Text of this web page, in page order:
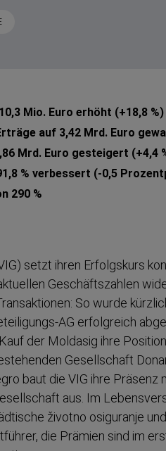
Mio. Euro erhöht (+18,8 %)
auf 3,42 Mrd. Euro
Mrd. Euro gesteigert (+4,4
% verbessert (-0,5
290 %
setzt ihren Erfolgskurs
Geschäfts­zahlen
So wurde
​AG erfolgreich
der Moldasig ihre
Gesell­schaft
baut die VIG ihre Präsenz
aus. Im
životno osiguranje
die Prämien sind im